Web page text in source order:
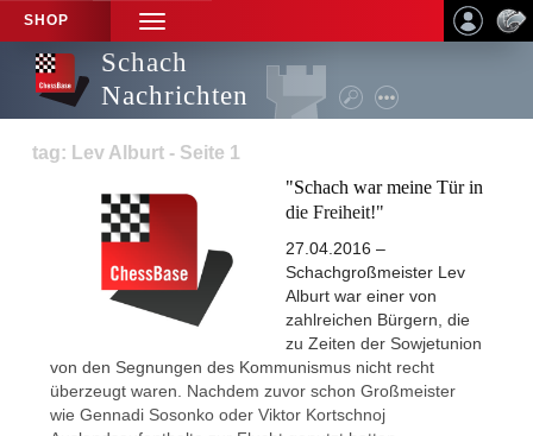
SHOP
TOGGLE
NAVIGATION
Schach
Nachrichten
tag: Lev Alburt - Seite 1
"Schach war meine Tür in
die Freiheit!"
27.04.2016 –
Schachgroßmeister Lev
Alburt war einer von
zahlreichen Bürgern, die
zu Zeiten der Sowjetunion
von den Segnungen des Kommunismus nicht recht
überzeugt waren. Nachdem zuvor schon Großmeister
wie Gennadi Sosonko oder Viktor Kortschnoj